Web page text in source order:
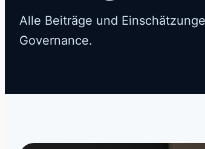
Alle Beiträge und
Governance.